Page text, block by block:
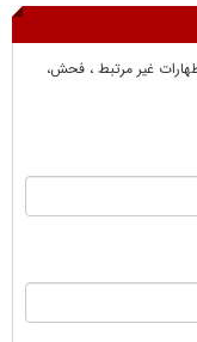
غير مرتبط ، فحش،